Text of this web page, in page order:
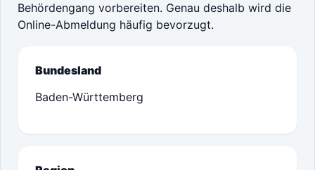
Behördengang vorbereiten. Genau deshalb wird die
Online-Abmeldung häufig bevorzugt.
Bundesland
Baden-Württemberg